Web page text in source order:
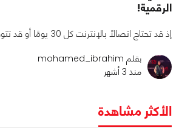
الرقمية!
إذ قد تحتاج اتصالًا بالإنترنت كل 30 يومًا أو قد تتوقف!
بقلم mohamed_ibrahim
منذ 3 أشهر
الأكثر مشاهدة